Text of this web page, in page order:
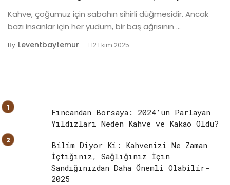
Kahve, çoğumuz için sabahın sihirli düğmesidir. Ancak
bazı insanlar için her yudum, bir baş ağrısının ...
By Leventbaytemur 12 Ekim 2025
Fincandan Borsaya: 2024’ün Parlayan
Yıldızları Neden Kahve ve Kakao Oldu?
Bilim Diyor Ki: Kahvenizi Ne Zaman
İçtiğiniz, Sağlığınız İçin
Sandığınızdan Daha Önemli Olabilir-
2025